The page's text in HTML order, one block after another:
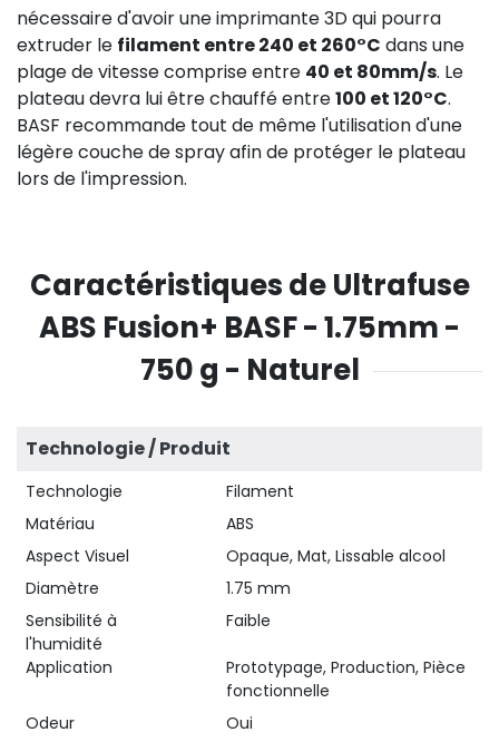
nécessaire d'avoir une imprimante 3D qui pourra
extruder le filament entre 240 et 260°C dans une
plage de vitesse comprise entre 40 et 80mm/s. Le
plateau devra lui être chauffé entre100 et 120°C.
BASF recommande tout de même l'utilisation d'une
légère couche de spray afin de protéger le plateau
lors de l'impression.
Caractéristiques de Ultrafuse
ABS Fusion+ BASF - 1.75mm -
750 g - Naturel
Technologie / Produit
Technologie
Filament
Matériau
ABS
Aspect Visuel
Opaque, Mat, Lissable alcool
Diamètre
1.75 mm
Sensibilité à
l'humidité
Faible
Application
Prototypage, Production, Pièce
fonctionnelle
Odeur
Oui